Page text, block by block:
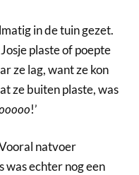
in de tuin gezet.
plaste of poepte
ze lag, want ze kon
ze buiten plaste, was
!’
natvoer
was echter nog een